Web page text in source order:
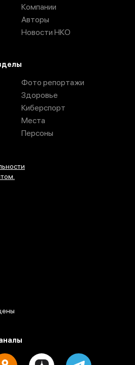
Компании
Авторы
Новости НКО
Фото репортажи
Здоровье
Киберспорт
Места
Персоны
Dzen